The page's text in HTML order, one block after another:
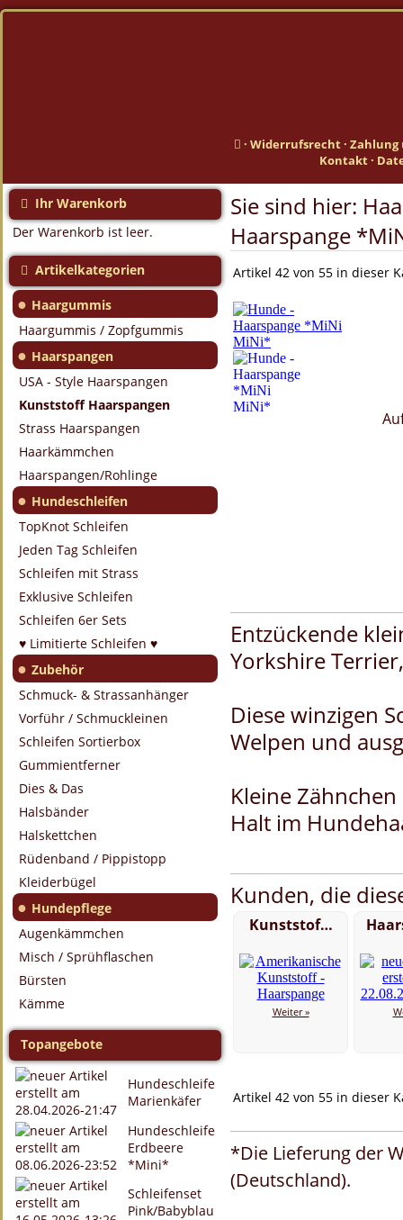
· Widerrufsrecht· Zahlung
Kontakt·
Ihr Warenkorb
Der Warenkorb ist leer.
Artikelkategorien
● Haargummis
Haargummis / Zopfgummis
● Haarspangen
USA - Style Haarspangen
Kunststoff Haarspangen
Strass Haarspangen
Haarkämmchen
Haarspangen/Rohlinge
● Hundeschleifen
TopKnot Schleifen
Jeden Tag Schleifen
Schleifen mit Strass
Exklusive Schleifen
Schleifen 6er Sets
♥ Limitierte Schleifen ♥
● Zubehör
Schmuck- & Strassanhänger
Vorführ / Schmuckleinen
Schleifen Sortierbox
Gummientferner
Dies & Das
Halsbänder
Halskettchen
Rüdenband / Pippistopp
Kleiderbügel
● Hundepflege
Augenkämmchen
Misch / Sprühflaschen
Bürsten
Kämme
Topangebote
Hundeschleife
Marienkäfer
Hundeschleife
Erdbeere
*Mini*
Schleifenset
Pink/Babyblau
Sie sind hier:
Haarspange
Artikel 42 von 55 in dieser
Entzückende
Yorkshire
Diese winzigen
Welpen und
Kleine
Halt im
Kunden, die
Kunststof…
Weiter »
Artikel 42 von 55 in dieser
*Die Lieferung der
(Deutschland).